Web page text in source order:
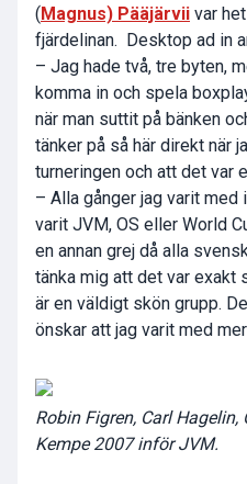
( Magnus) Pääjärvii var
fjärdelinan. Desktop ad in
– Jag hade två, tre byten,
komma in och spela
när man suttit på bänken
tänker på så här direkt när
turneringen och att det var
– Alla gånger jag varit
varit JVM, OS eller World
en annan grej då alla
tänka mig att det var exakt
är en väldigt skön grupp.
önskar att jag varit med
Robin Figren, Carl
Kempe 2007 inför JVM.